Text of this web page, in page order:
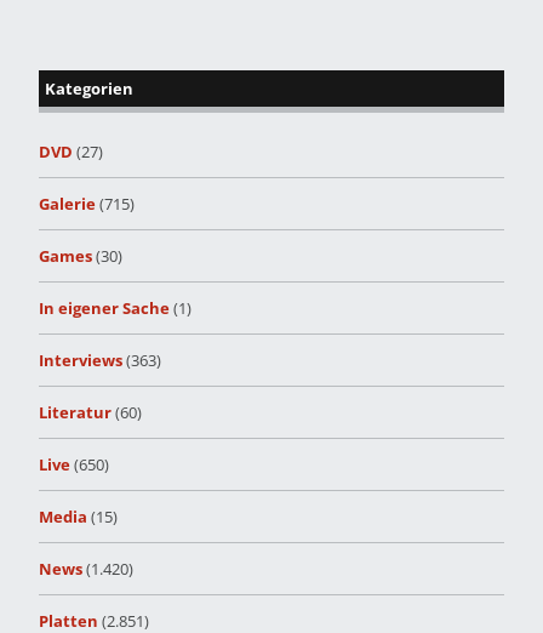
Kategorien
DVD (27)
Galerie(715)
Games(30)
In eigener Sache(1)
Interviews(363)
Literatur(60)
Live(650)
Media (15)
News(1.420)
Platten (2.851)